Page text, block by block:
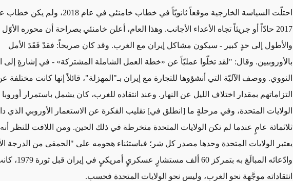
احتلّت السياسة الخارجية موقعاً ثانويّاً في خطاب خامنئي في عام 2018، ولم
2017 حادّاً أو جريئاً تجاه الأعداء الأجانب. وهذا العام، أعلن خامنئي بصراحة أن محوره
والأطول إلى حدٍ كبير - سيكون مشاكل إيران مع الغرب. وقد كان صريحاً: فقدْ فَقَدَ الأمل
بالأوروبيين. وقال: "لقد تخلّوا عمليّاً عن «خطة العمل الشاملة المشتركة» - في إشارةٍ إلى
النووي. ووصف الآليّة التي أنشؤوها للتجارة مع إيران بـ"المهزلة"، قائلاً إنها كانت مختلفة
التزاماتهم بمقدار اختلاف الليل عن النهار. وعند انتقاده للغرب، كان يشمل باستمرار
الولايات المتحدة، وفي مرحلةٍ ما [انطلق في] تقليب الفكرة عن الاستعمار الأوروبي الذي
ثلاثمائة عامٍ عندما لم تكن الولايات المتحدة منخرطة في ذلك الحين. ومن اللافت للنظر
يعتبر الولايات المتحدة وحدها مصدر كل شر؛ فباستثناء هجومه على "الحمقى من الدرجة
وادّعائه المبالَغ به بتمركز 60 ألف مستشارٍ عسكريٍ أمريكيٍ في
انتقاداته موجَّهة نحو الغرب، وليس نحو الولايات المتحدة فحسب.